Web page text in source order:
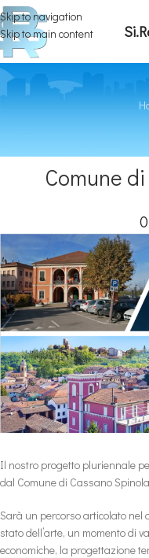
Skip to navigation
Skip to main content
Comune
Il nostro progetto pluriennale
dal Comune di Cassano
Sarà un percorso articolato nel
stato dell’arte, un momento di
economiche, la progettazione